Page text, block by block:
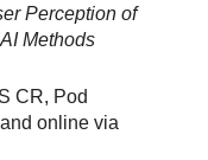
Perception of
Methods
CR, Pod
online via